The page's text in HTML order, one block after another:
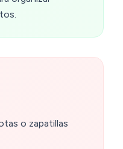
o zapatillas